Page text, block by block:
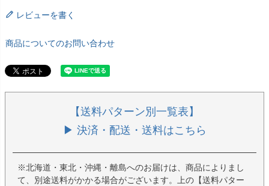
レビューを書く
商品についてのお問い合わせ
【送料パターン別一覧表】
▶ 決済・配送・送料はこちら
※北海道・東北・沖縄・離島へのお届けは、商品によりまし
て、別途送料がかかる場合がございます。上の【送料パター